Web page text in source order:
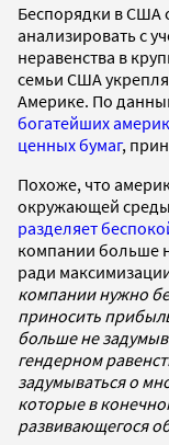
Беспорядки в США
анализировать с
неравенства в
семьи США
Америке. По
богатейших
ценных бумаг,
Похоже, что
окружающей
разделяет
компании больше
ради
компании нужно
приносить
больше не
гендерном
задумываться о
которые в
развивающегося